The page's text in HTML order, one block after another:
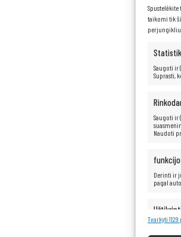
taikomi tik
Saugoti ir
Suprasti,
Saugoti ir
Naudoti
Derinti ir
pagal
turinio
Tvarkyti